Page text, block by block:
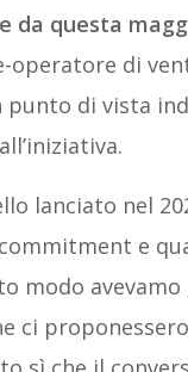
da questa
operatore di
punto di vista
lanciato nel
e
modo
ci